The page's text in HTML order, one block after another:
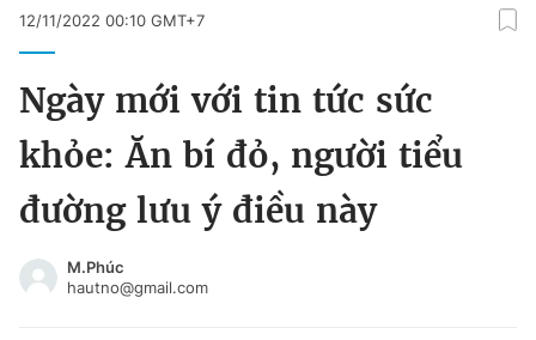
Chuyên mục
Chuyên mục khác
Chào ngày mới
Đổi mật khẩu
Tin đã lưu
Tin đã xem
Đăng xuất
12/11/2022 00:10 GMT+7
Ngày mới với tin tức sức
khỏe: Ăn bí đỏ, người tiểu
đường lưu ý điều này
M.Phúc
hautno@gmail.com